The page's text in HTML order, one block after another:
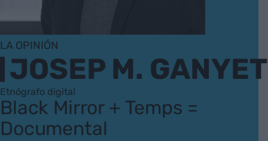
LA OPINIÓN
JOSEP M. GANYET
Etnógrafo digital
Black Mirror + Temps =
Documental